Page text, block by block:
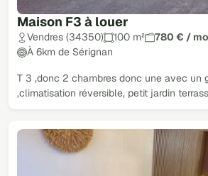
Maison F3 à louer
Vendres (34350) 100 m²
780 € /
À 6km de Sérignan
T 3 ,donc 2 chambres donc une avec un
,climatisation réversible, petit jardin